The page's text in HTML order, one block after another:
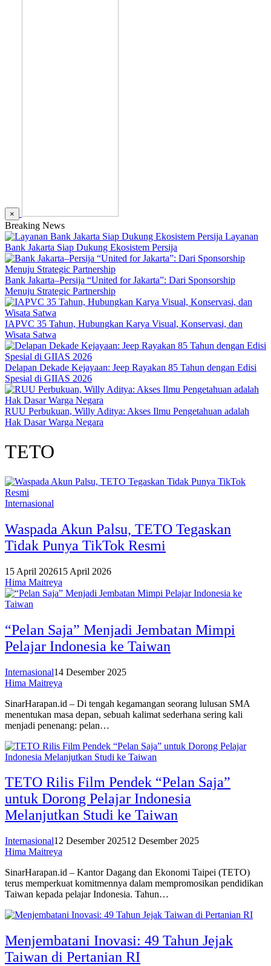
×
Breaking News
Layanan
Bank Jakarta Siap Dukung Ekosistem Persija
Bank Jakarta–Persija “United for Jakarta”: Dari Sponsorship
Menuju Strategic Partnership
IAPVC 35 Tahun, Hubungkan Karya Visual, Konservasi, dan
Wisata Satwa
Delapan Dekade Kejayaan: Jeep Rayakan 85 Tahun dengan Edisi
Spesial di GIIAS 2026
RUU Perbukuan, Willy Aditya: Akses Ilmu Pengetahuan adalah
Hak Dasar Warga Negara
TETO
Internasional
Waspada Akun Palsu, TETO Tegaskan
Tidak Punya TikTok Resmi
15 April 202615 April 2026
Hima Maitreya
“Pelan Saja” Menjadi Jembatan Mimpi
Pelajar Indonesia ke Taiwan
Internasional14 Desember 2025
Hima Maitreya
SinarHarapan.id – Di tengah kegamangan seorang lulusan SMA
menentukan masa depan, sebuah kalimat sederhana sering kali
menjadi penenang: pelan…
TETO Rilis Film Pendek “Pelan Saja”
untuk Dorong Pelajar Indonesia
Melanjutkan Studi ke Taiwan
Internasional12 Desember 202512 Desember 2025
Hima Maitreya
SinarHarapan.id – Kantor Dagang dan Ekonomi Taipei (TETO)
terus memperkuat komitmennya dalam mempromosikan pendidikan
Taiwan kepada pelajar Indonesia. Tahun…
Menjembatani Inovasi: 49 Tahun Jejak
Taiwan di Pertanian RI